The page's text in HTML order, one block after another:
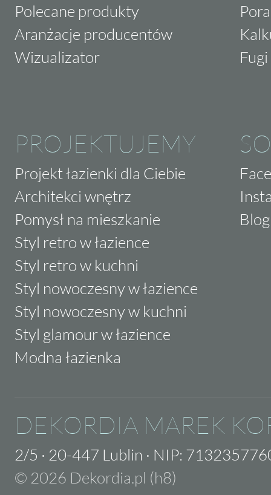
Polecane produkty
Aranżacje producentów
Wizualizator
PROJEKTUJEMY
Projekt łazienki dla Ciebie
Architekci wnętrz
Pomysł na mieszkanie
Styl retro w łazience
Styl retro w kuchni
Styl nowoczesny w łazience
Styl nowoczesny w kuchni
Styl glamour w łazience
Modna łazienka
Blog
DEKORDIA MAREK
2/5 · 20-447 Lublin · NIP:
© 2026 Dekordia.pl (h8)